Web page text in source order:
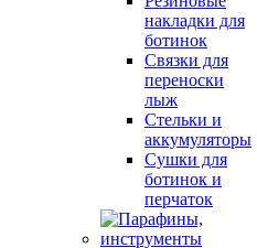
накладки для
ботинок
Связки для
переноски
лыж
Стельки и
аккумуляторы
Сушки для
ботинок и
перчаток